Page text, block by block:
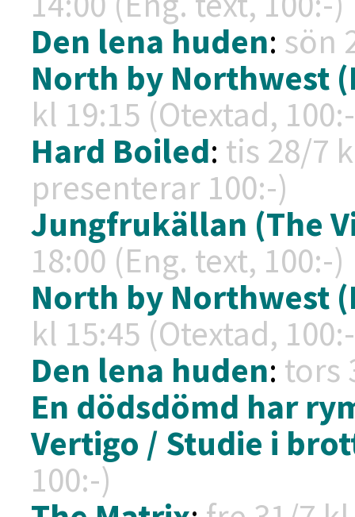
Den lena huden: sön
North by Northwest
kl 19:15 (Otextad,
Hard Boiled: tis 28/7
presenterar 100:-)
Jungfrukällan (The
18:00 (Eng. text, 100:-)
North by Northwest
kl 15:45 (Otextad,
Den lena huden: tors
En dödsdömd har
Vertigo / Studie i
100:-)